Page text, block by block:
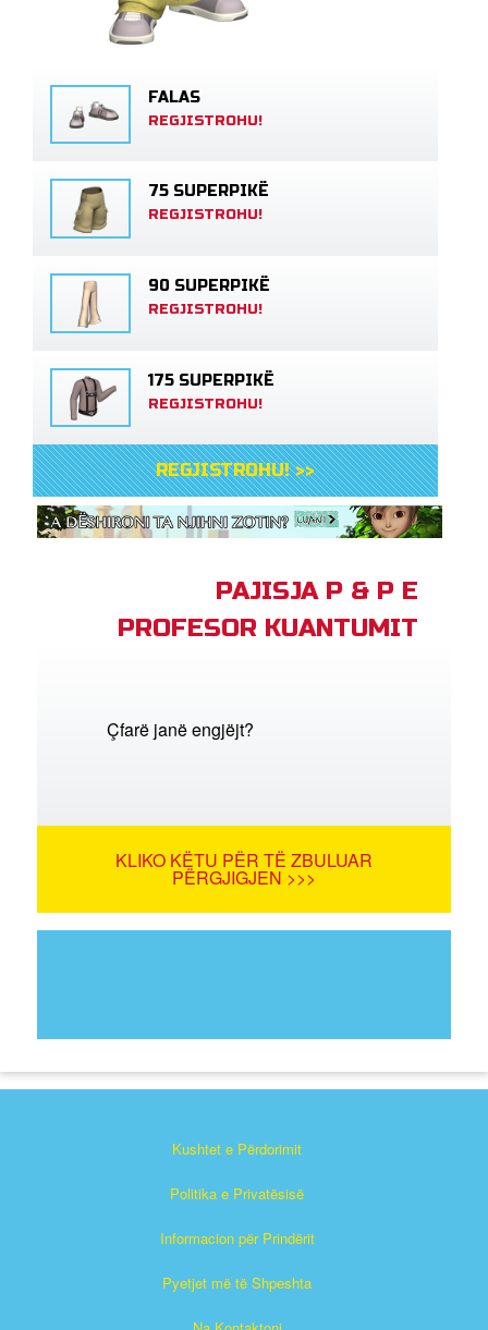
FALAS
REGJISTROHU!
75 SUPERPIKË
REGJISTROHU!
90 SUPERPIKË
REGJISTROHU!
175 SUPERPIKË
REGJISTROHU!
REGJISTROHU! >>
PAJISJA P & P E
PROFESOR KUANTUMIT
Çfarë janë engjëjt?
KLIKO KËTU PËR TË ZBULUAR
PËRGJIGJEN >>>
Kushtet e Përdorimit
Politika e Privatësisë
Informacion për Prindërit
Pyetjet më të Shpeshta